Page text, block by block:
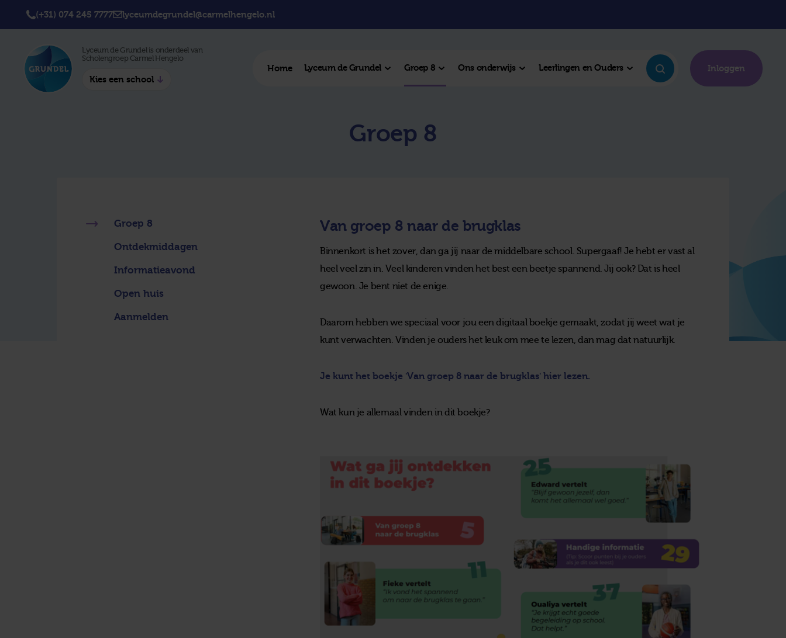
(+31) 074 245 7777 lyceumdegrundel@carmelhengelo.nl
Lyceum de Grundel is onderdeel van
Scholengroep Carmel Hengelo
Kies een school
CT Stork College
Home Lyceum de Grundel Groep 8 Ons onderwijs Leerlingen en Ouders Inloggen
Groep 8
Groep 8
Ontdekmiddagen
Informatieavond
Open huis
Aanmelden
Van groep 8 naar de brugklas
Binnenkort is het zover, dan ga jij naar de middelbare school. Supergaaf! Je hebt er vast al
heel veel zin in. Veel kinderen vinden het best een beetje spannend. Jij ook? Dat is heel
gewoon. Je bent niet de enige.
Daarom hebben we speciaal voor jou een digitaal boekje gemaakt, zodat jij weet wat je
kunt verwachten. Vinden je ouders het leuk om mee te lezen, dan mag dat natuurlijk.
Je kunt het boekje 'Van groep 8 naar de brugklas' hier lezen.
Wat kun je allemaal vinden in dit boekje?